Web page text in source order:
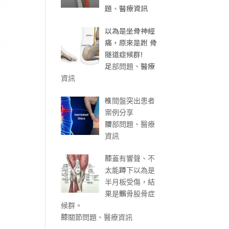
題、醫療資訊
以為是坐骨神經
痛，原來是跗 骨
隧道症候群!
足部問題、醫療
資訊
椎間盤突出患者
案例分享
腰部問題、醫療
資訊
膝蓋有響聲、不
太能蹲下以為是
半月板受傷，結
果是髕骨股骨症
候群。
膝關節問題、醫療資訊